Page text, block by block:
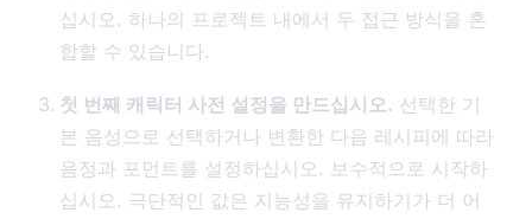
십시오. 하나의 프로젝트 내에서 두 접근 방식을 혼
합할 수 있습니다.
첫 번째 캐릭터 사전 설정을 만드십시오. 선택한 기
본 음성으로 선택하거나 변환한 다음 레시피에 따라
음정과 포먼트를 설정하십시오. 보수적으로 시작하
십시오. 극단적인 값은 지능성을 유지하기가 더 어